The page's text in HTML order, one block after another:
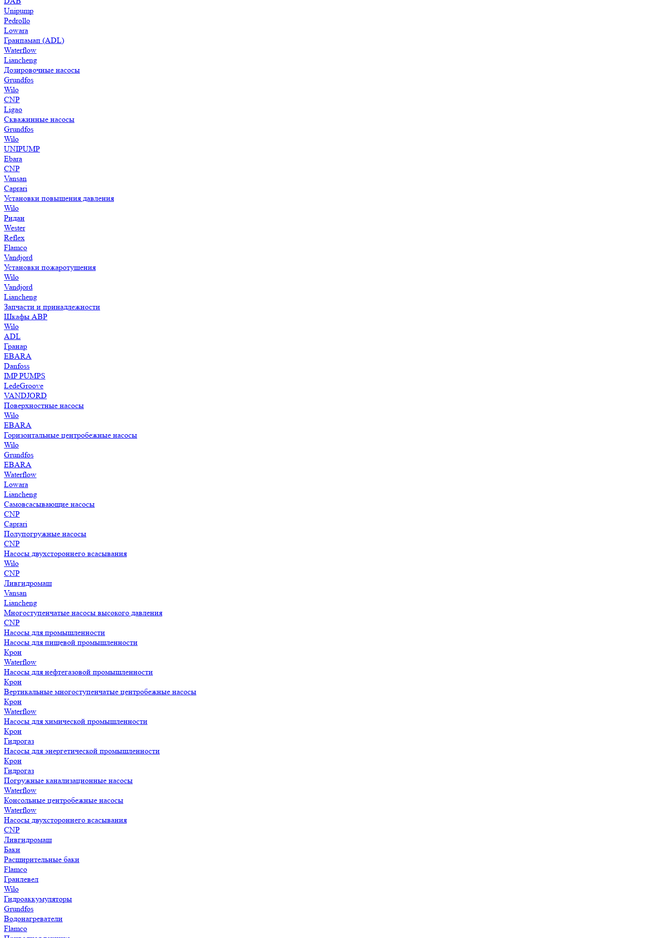
Unipump
Pedrollo
Lowara
Гранпамап (ADL)
Waterflow
Liancheng
Дозировочные насосы
Grundfos
Wilo
CNP
Ligao
Скважинные насосы
Grundfos
Wilo
UNIPUMP
Ebara
CNP
Vansan
Caprari
Установки повышения давления
Wilo
Ридан
Wester
Reflex
Flamco
Vandjord
Установки пожаротушения
Wilo
Vandjord
Liancheng
Запчасти и принадлежности
Шкафы АВР
Wilo
ADL
Гранар
EBARA
Danfoss
IMP PUMPS
LedeGroove
VANDJORD
Поверхностные насосы
Wilo
EBARA
Горизонтальные центробежные насосы
Wilo
Grundfos
EBARA
Waterflow
Lowara
Liancheng
Самовсасывающие насосы
CNP
Caprari
Полупогружные насосы
CNP
Насосы двухстороннего всасывания
Wilo
CNP
Ливгидромаш
Vansan
Liancheng
Многоступенчатые насосы высокого давления
CNP
Насосы для промышленности
Насосы для пищевой промышленности
Крон
Waterflow
Насосы для нефтегазовой промышленности
Крон
Вертикальные многоступенчатые центробежные насосы
Крон
Waterflow
Насосы для химической промышленности
Крон
Гидрогаз
Насосы для энергетической промышленности
Крон
Гидрогаз
Погружные канализационные насосы
Waterflow
Консольные центробежные насосы
Waterflow
Насосы двухстороннего всасывания
CNP
Ливгидромаш
Баки
Расширительные баки
Flamco
Гранлевел
Wilo
Гидроаккумуляторы
Grundfos
Водонагреватели
Flamco